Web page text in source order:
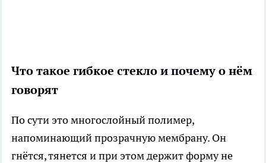
Что такое гибкое стекло и почему о нём
говорят
По сути это многослойный полимер,
напоминающий прозрачную мембрану. Он
гнётся, тянется и при этом держит форму не